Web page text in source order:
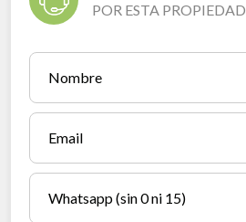
POR ESTA PROPIEDAD